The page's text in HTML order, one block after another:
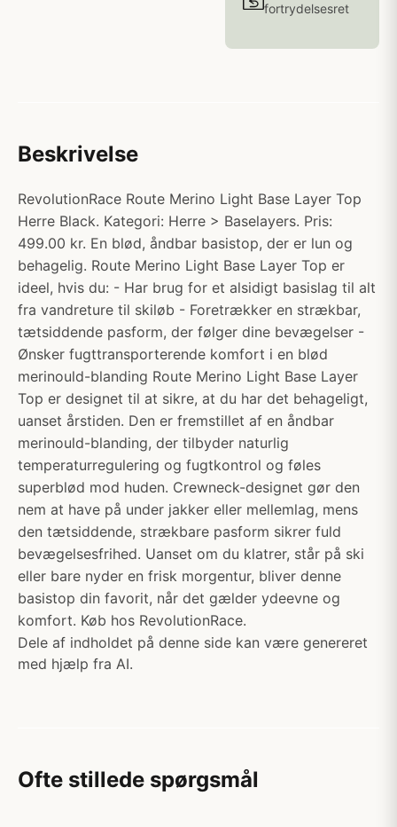
fortrydelsesret
Beskrivelse
RevolutionRace Route Merino Light Base Layer Top
Herre Black. Kategori: Herre > Baselayers. Pris:
499.00 kr. En blød, åndbar basistop, der er lun og
behagelig. Route Merino Light Base Layer Top er
ideel, hvis du: - Har brug for et alsidigt basislag til alt
fra vandreture til skiløb - Foretrækker en strækbar,
tætsiddende pasform, der følger dine bevægelser -
Ønsker fugttransporterende komfort i en blød
merinould-blanding Route Merino Light Base Layer
Top er designet til at sikre, at du har det behageligt,
uanset årstiden. Den er fremstillet af en åndbar
merinould-blanding, der tilbyder naturlig
temperaturregulering og fugtkontrol og føles
superblød mod huden. Crewneck-designet gør den
nem at have på under jakker eller mellemlag, mens
den tætsiddende, strækbare pasform sikrer fuld
bevægelsesfrihed. Uanset om du klatrer, står på ski
eller bare nyder en frisk morgentur, bliver denne
basistop din favorit, når det gælder ydeevne og
komfort. Køb hos RevolutionRace.
Dele af indholdet på denne side kan være genereret
med hjælp fra AI.
Ofte stillede spørgsmål